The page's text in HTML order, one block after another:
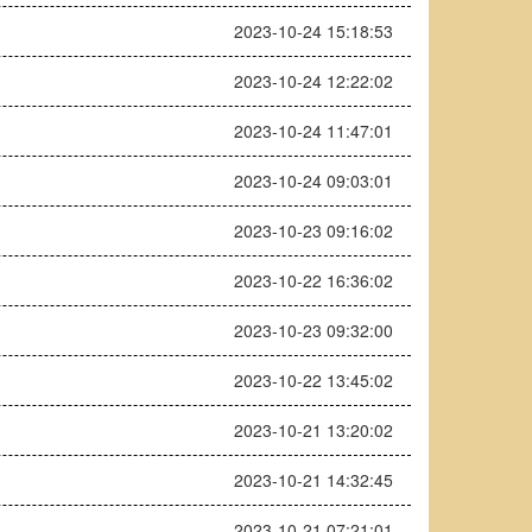
2023-10-24 15:18:53
2023-10-24 12:22:02
2023-10-24 11:47:01
2023-10-24 09:03:01
2023-10-23 09:16:02
2023-10-22 16:36:02
2023-10-23 09:32:00
2023-10-22 13:45:02
2023-10-21 13:20:02
2023-10-21 14:32:45